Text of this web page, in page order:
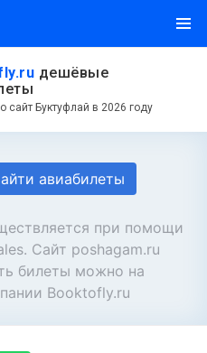
дешёвые
сайт Буктуфлай в 2026 году
авиабилеты
при помощи
Сайт poshagam.ru
билеты можно на
Booktofly.ru